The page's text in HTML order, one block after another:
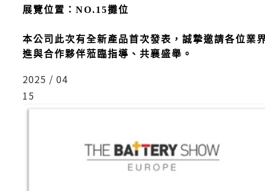
展覽位置：NO.15攤位
本公司此次有全新產品首次發表，誠摯邀請各位業
進與合作夥伴蒞臨指導、共襄盛舉。
2025 / 04
15